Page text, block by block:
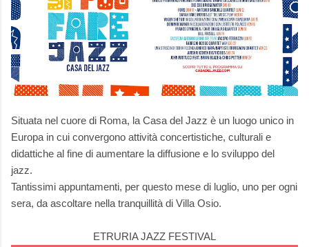
Situata nel cuore di Roma, la Casa del Jazz è un luogo unico in
Europa in cui convergono attività concertistiche, culturali e
didattiche al fine di aumentare la diffusione e lo sviluppo del
jazz.
Tantissimi appuntamenti, per questo mese di luglio, uno per ogni
sera, da ascoltare nella tranquillità di Villa Osio.
ETRURIA JAZZ FESTIVAL